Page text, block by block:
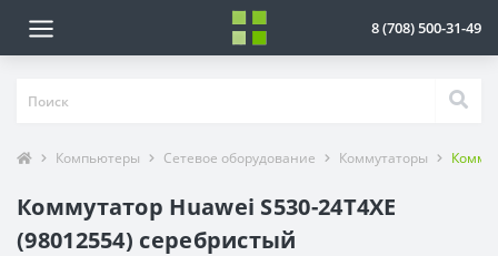
8 (708) 500-31-49
Компьютеры Сетевое оборудование Коммутаторы
Коммутатор Huawei S530-24T4XE
(98012554) серебристый